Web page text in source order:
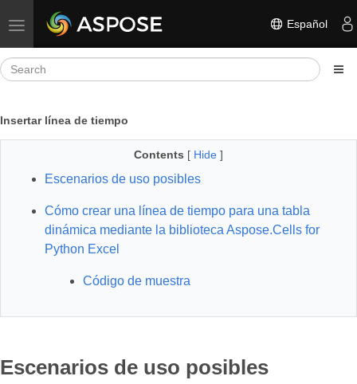
Toggle navigation Español
Insertar línea de tiempo
Contents [ Hide ]
Escenarios de uso posibles
Cómo crear una línea de tiempo para una tabla
dinámica mediante la biblioteca Aspose.Cells for
Python Excel
Código de muestra
Escenarios de uso posibles